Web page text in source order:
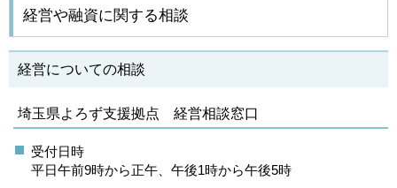
経営や融資に関する相談
経営についての相談
埼玉県よろず支援拠点 経営相談窓口
受付日時
平日午前9時から正午、午後1時から午後5時